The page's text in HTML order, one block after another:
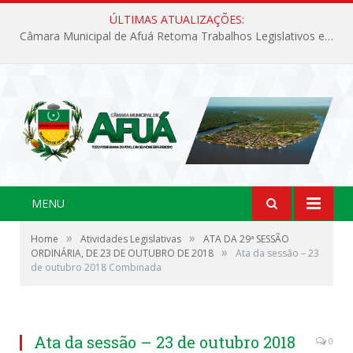
ÚLTIMAS ATUALIZAÇÕES:
Câmara Municipal de Afuá Retoma Trabalhos Legislativos em Sessão Ordinária
MENU
Home » Atividades Legislativas »
ATA DA 29ª SESSÃO
ORDINÁRIA, DE 23 DE OUTUBRO DE 2018 »
Ata da sessão – 23
de outubro 2018 Combinada
Ata da sessão – 23 de outubro 2018
0